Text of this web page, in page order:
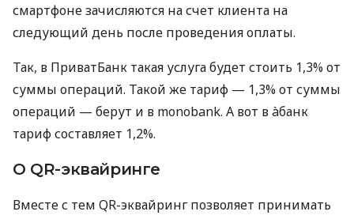
смартфоне зачисляются на счет клиента на
следующий день после проведения оплаты.
Так, в ПриватБанк такая услуга будет стоить 1,3% от
суммы операций. Такой же тариф — 1,3% от суммы
операций — берут и в monobank. А вот в àбанк
тариф составляет 1,2%.
О QR-эквайринге
Вместе с тем QR-эквайринг позволяет принимать